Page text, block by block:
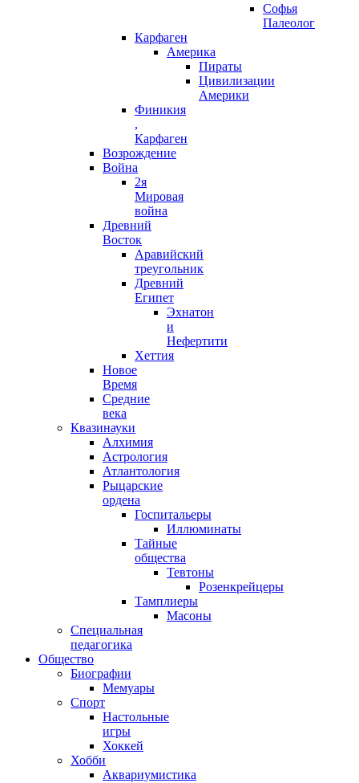
Софья
Палеолог
Карфаген
Америка
Пираты
Цивилизации
Америки
Финикия
,
Карфаген
Возрождение
Война
2я
Мировая
война
Древний
Восток
Аравийский
треугольник
Древний
Египет
Эхнатон
и
Нефертити
Хеттия
Новое
Время
Средние
века
Квазинауки
Алхимия
Астрология
Атлантология
Рыцарские
ордена
Госпитальеры
Иллюминаты
Тайные
общества
Тевтоны
Розенкрейцеры
Тамплиеры
Масоны
Специальная
педагогика
Общество
Биографии
Мемуары
Спорт
Настольные
игры
Хоккей
Хобби
Аквариумистика